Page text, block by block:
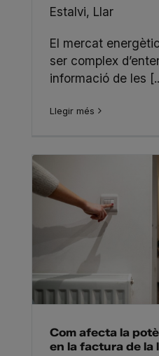
Estalvi, Llar
El mercat
ser complex
informació de les
Llegir més
Com afecta la
en la factura de la